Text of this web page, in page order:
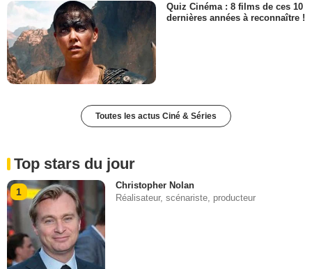
Quiz Cinéma : 8 films de ces 10
dernières années à reconnaître !
Toutes les actus Ciné & Séries
Top stars du jour
1
Christopher Nolan
Réalisateur, scénariste, producteur